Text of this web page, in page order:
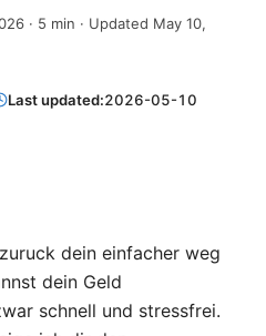
· 5 min · Updated May 10,
Last updated:2026-05-10
dein einfacher weg
dein Geld
schnell und stressfrei.